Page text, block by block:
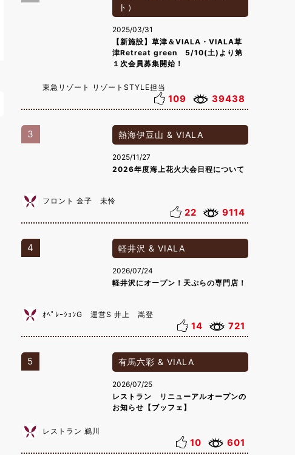
ト）
2025/03/31
【新施設】草津＆VIALA・VIALA草
津Retreat green 5/10(土)より第
１次会員募集開始！
東急リゾート リゾートSTYLE担当
109 39438
3 熱海伊豆山 & VIALA
2025/11/27
2026年度海上花火大会日程について
フロント 金子 未怜
22 9114
4 軽井沢 & VIALA
2026/07/24
軽井沢にオープン！天ぷらの専門店！
ｵﾍﾟﾚｰｼｮﾝG 運営S 井上 嵩登
14 721
5 有馬六彩 & VIALA
2026/07/25
レストラン リニューアルオープンの
お知らせ【ブッフェ】
レストラン 鵜川
10 601